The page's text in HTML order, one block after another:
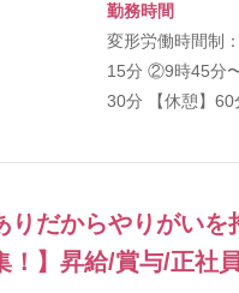
勤務時間
変形労働時間制
15分 ②9時45分
30分 【休憩】60
りだからやりがい
！】昇給/賞与/正社員